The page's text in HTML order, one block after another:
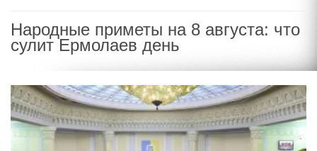
Народные приметы на 8 августа: что
сулит Ермолаев день